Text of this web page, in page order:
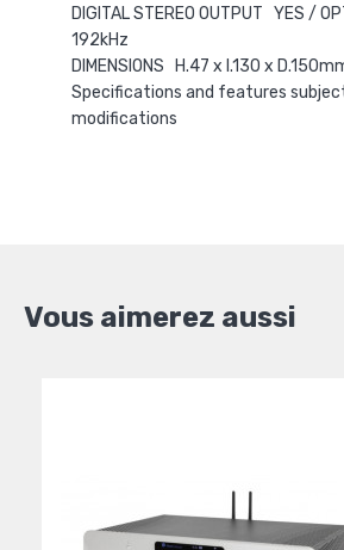
DIGITAL STEREO OUTPUT YES /
192kHz
DIMENSIONS H.47 x l.130 x
Specifications and features
modifications
Vous aimerez aussi